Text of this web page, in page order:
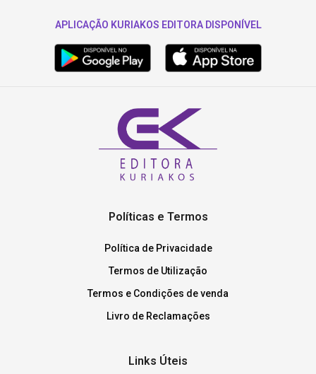
APLICAÇÃO KURIAKOS EDITORA DISPONÍVEL
Políticas e Termos
Política de Privacidade
Termos de Utilização
Termos e Condições de venda
Livro de Reclamações
Links Úteis